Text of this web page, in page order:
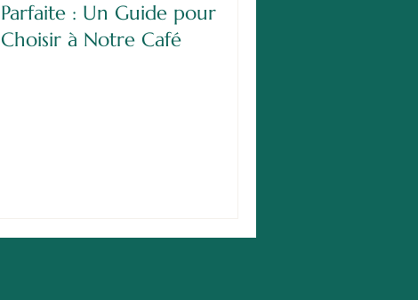
Parfaite : Un Guide pour
Choisir à Notre Café